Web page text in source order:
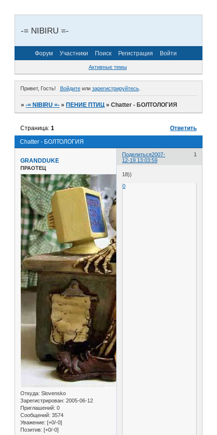
-= NIBIRU =-
Форум Участники Поиск Регистрация Войти
Активные темы
Привет, Гость! Войдитеили зарегистрируйтесь.
»-= NIBIRU =- »ПЕНИЕ ПТИЦ »Chatter - БОЛТОЛОГИЯ
Chatter - БОЛТОЛОГИЯ
Страница:1 Ответить
Поделиться 1
2007-
12-19 13:03:59
GRANDDUKE
ПРАОТЕЦ
Откуда: Slovensko
Зарегистрирован: 2005-06-12
Приглашений: 0
Сообщений: 3574
Уважение: [+0/-0]
Позитив: [+0/-0]
18))
0